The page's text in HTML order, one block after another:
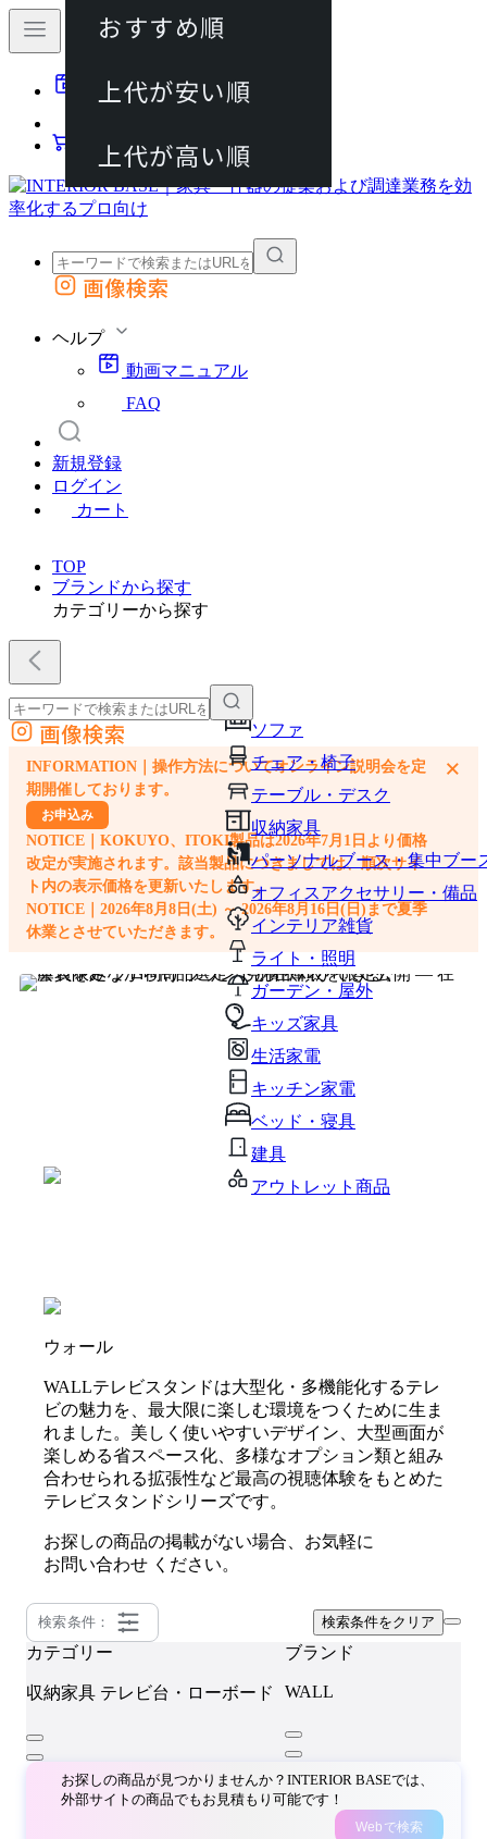
動画マニュアル
カート
外部サイトの商品をカートに追加
画像検索
ヘルプ
動画マニュアル
FAQ
新規登録
ログイン
カート
TOP
ブランドから探す
カテゴリーから探す
ソファ
チェア・椅子
テーブル・デスク
収納家具
パーソナルブース・集中ブー
オフィスアクセサリー・備品
インテリア雑貨
ライト・照明
ガーデン・屋外
キッズ家具
生活家電
キッチン家電
ベッド・寝具
建具
アウトレット商品
外部サイトの商品をカートに追加
他のサイトで見つけた商品ページのURLを貼り付けて、カートに追加できます
画像検索
INFORMATION｜操作方法についてオンライン説明会を定
期開催しております。
お申込み
NOTICE｜KOKUYO、ITOKI製品は2026年7月1日より価格
改定が実施されます。該当製品につきましては、順次サイ
ト内の表示価格を更新いたします。
NOTICE｜2026年8月8日(土) ～ 2026年8月16日(日)まで夏季
休業とさせていただきます。
×
ウォール
WALLテレビスタンドは大型化・多機能化するテレ
ビの魅力を、最大限に楽しむ環境をつくために生ま
れました。美しく使いやすいデザイン、大型画面が
楽しめる省スペース化、多様なオプション類と組み
合わせられる拡張性など最高の視聴体験をもとめた
テレビスタンドシリーズです。
お探しの商品の掲載がない場合、お気軽に
お問い合わせ ください。
検索条件： 検索条件をクリア
カテゴリー
収納家具 テレビ台・ローボード
ブランド
WALL
お探しの商品が見つかりませんか？INTERIOR BASEでは、
外部サイトの商品でもお見積もり可能です！
Webで検索
おすすめ順
上代が安い順
上代が高い順